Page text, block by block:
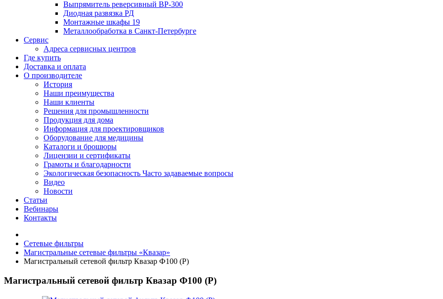
Выпрямитель реверсивный ВР-300
Диодная развязка РД
Монтажные шкафы 19
Металлообработка в Санкт-Петербурге
Сервис
Адреса сервисных центров
Где купить
Доставка и оплата
О производителе
История
Наши преимущества
Наши клиенты
Решения для промышленности
Продукция для дома
Информация для проектировщиков
Оборудование для медицины
Каталоги и брошюры
Лицензии и сертификаты
Грамоты и благодарности
Экологическая безопасность Часто задаваемые вопросы
Видео
Новости
Статьи
Вебинары
Контакты
Сетевые фильтры
Магистральные сетевые фильтры «Квазар»
Магистральный сетевой фильтр Квазар Ф100 (Р)
Магистральный сетевой фильтр Квазар Ф100 (Р)